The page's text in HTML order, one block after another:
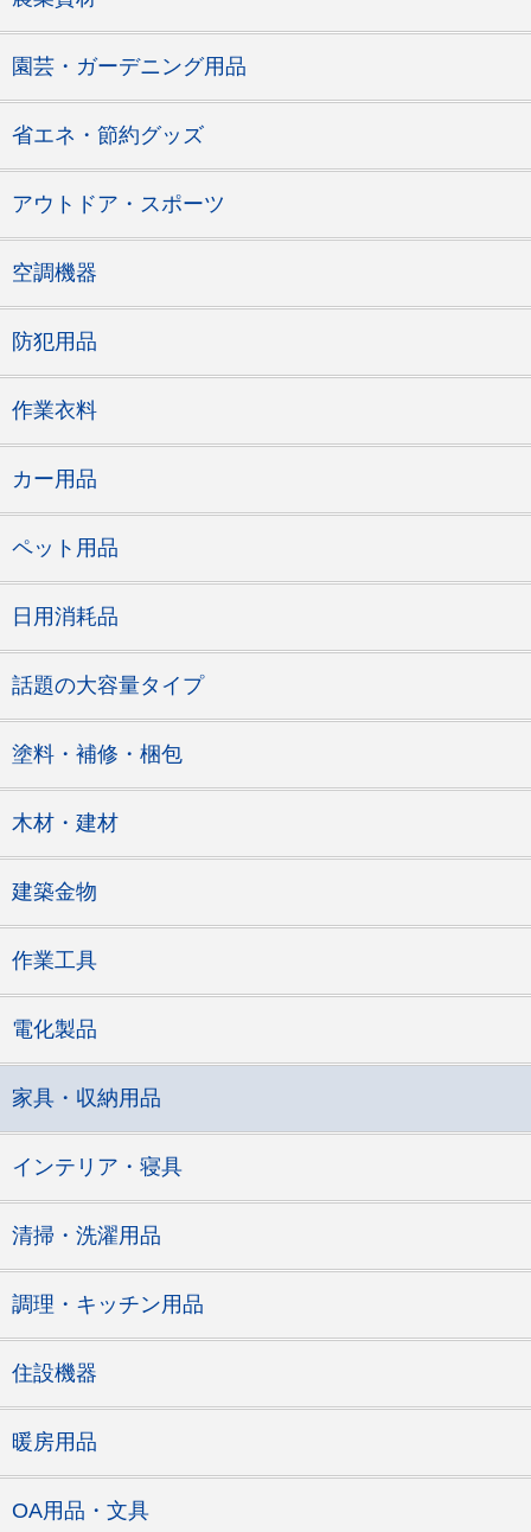
園芸・ガーデニング用品
省エネ・節約グッズ
アウトドア・スポーツ
空調機器
防犯用品
作業衣料
カー用品
ペット用品
日用消耗品
話題の大容量タイプ
塗料・補修・梱包
木材・建材
建築金物
作業工具
電化製品
家具・収納用品
インテリア・寝具
清掃・洗濯用品
調理・キッチン用品
住設機器
暖房用品
OA用品・文具